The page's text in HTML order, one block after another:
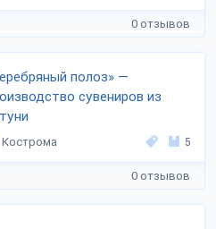
0 отзывов
полоз» —
сувениров из
Кострома 5
0 отзывов